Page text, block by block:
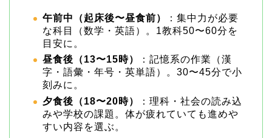
午前中（起床後〜昼食前）
：集中力が必要
な科目（数学・英語）。1教科50〜60分を
目安に。
昼食後（13〜15時）
：記憶系の作業（漢
字・語彙・年号・英単語）。30〜45分で小
刻みに。
夕食後（18〜20時）
：理科・社会の読み込
みや学校の課題。体が疲れていても進めや
すい内容を選ぶ。